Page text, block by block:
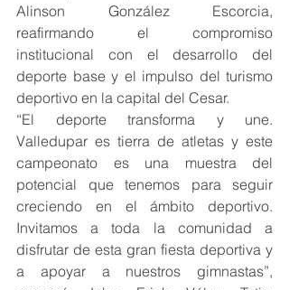
Alinson González Escorcia,
reafirmando el compromiso
institucional con el desarrollo del
deporte base y el impulso del turismo
deportivo en la capital del Cesar.
“El deporte transforma y une.
Valledupar es tierra de atletas y este
campeonato es una muestra del
potencial que tenemos para seguir
creciendo en el ámbito deportivo.
Invitamos a toda la comunidad a
disfrutar de esta gran fiesta deportiva y
a apoyar a nuestros gimnastas”,